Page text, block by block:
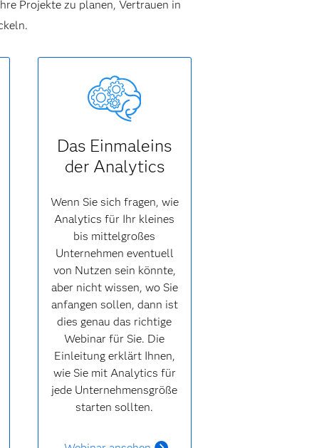
Projekte zu planen, Vertrauen in
Das Einmaleins
der Analytics
Wenn Sie sich fragen, wie
Analytics für Ihr kleines
bis mittelgroßes
Unternehmen eventuell
von Nutzen sein könnte,
aber nicht wissen, wo Sie
anfangen sollen, dann ist
dies genau das richtige
Webinar für Sie. Die
Einleitung erklärt Ihnen,
wie Sie mit Analytics für
jede Unternehmensgröße
starten sollten.